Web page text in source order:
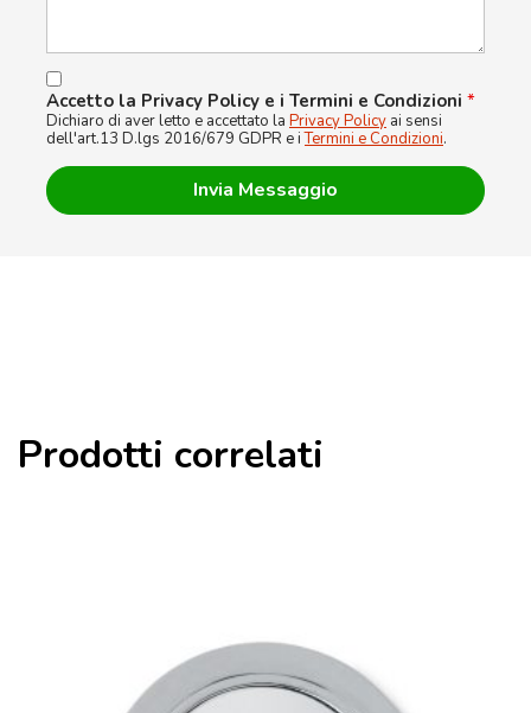
Accetto la Privacy Policy e i Termini e Condizioni *
Dichiaro di aver letto e accettato la Privacy Policy ai sensi
dell'art.13 D.lgs 2016/679 GDPR e iTermini e Condizioni.
Prodotti correlati